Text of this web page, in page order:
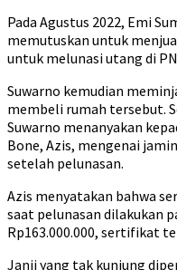
Pada Agustus 2022, Emi
memutuskan untuk
untuk melunasi utang di
Suwarno kemudian
membeli rumah tersebut.
Suwarno menanyakan
Bone, Azis, mengenai
setelah pelunasan.
Azis menyatakan bahwa
saat pelunasan dilakukan
Rp163.000.000, sertifikat
Janji yang tak kunjung